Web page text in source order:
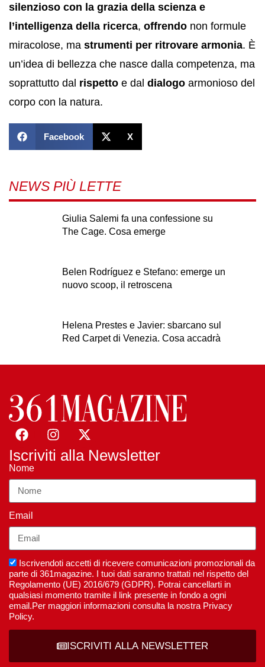
silenzioso con la grazia della scienza e
l’intelligenza della ricerca, offrendo non formule
miracolose, ma strumenti per ritrovare armonia. È
un’idea di bellezza che nasce dalla competenza, ma
soprattutto dal rispetto e dal dialogo armonioso del
corpo con la natura.
Facebook X
NEWS PIÙ LETTE
Giulia Salemi fa una confessione su
The Cage. Cosa emerge
Belen Rodríguez e Stefano: emerge un
nuovo scoop, il retroscena
Helena Prestes e Javier: sbarcano sul
Red Carpet di Venezia. Cosa accadrà
Iscriviti alla Newsletter
Nome
Email
Iscrivendoti accetti di ricevere comunicazioni promozionali da
parte di 361magazine. I tuoi dati saranno trattati nel rispetto del
Regolamento (UE) 2016/679 (GDPR). Potrai cancellarti in
qualsiasi momento tramite il link presente in fondo a ogni
email.Per maggiori informazioni consulta la nostra Privacy
Policy.
ISCRIVITI ALLA NEWSLETTER